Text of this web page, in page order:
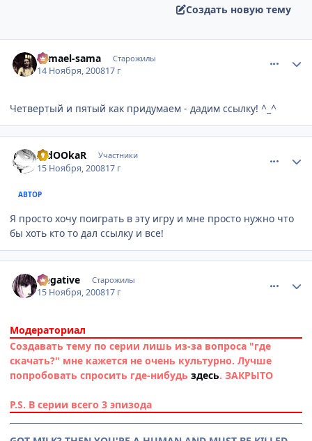
Создать новую тему
Samael-sama Старожилы
14 Ноября, 200817 г
Четвертый и пятый как придумаем - дадим ссылку! ^_^
AldOOkaR Участники
15 Ноября, 200817 г
АВТОР
Я просто хочу поиграть в эту игру и мне просто нужно что
бы хоть кто то дал ссылку и все!
Negative Старожилы
15 Ноября, 200817 г
Модераториал
Создавать тему по серии лишь из-за вопроса "где
скачать?" мне кажется не очень культурно. Лучше
попробовать спросить где-нибудь здесь. ЗАКРЫТО
P.S. В серии всего 3 эпизода